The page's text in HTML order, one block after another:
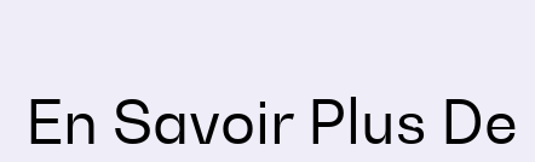
En Savoir Plus